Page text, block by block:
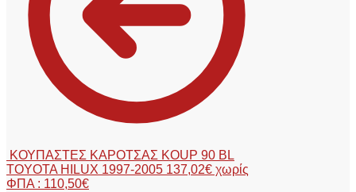
ΚΟΥΠΑΣΤΕΣ ΚΑΡΟΤΣΑΣ KOUP 90 BL
TOYOTA HILUX 1997-2005 137,02€ χωρίς
ΦΠΑ : 110,50€